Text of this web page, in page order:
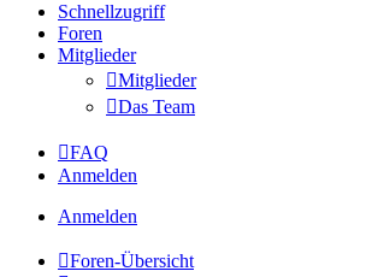
Schnellzugriff
Foren
Mitglieder
Mitglieder
Das Team
FAQ
Anmelden
Anmelden
Foren-Übersicht